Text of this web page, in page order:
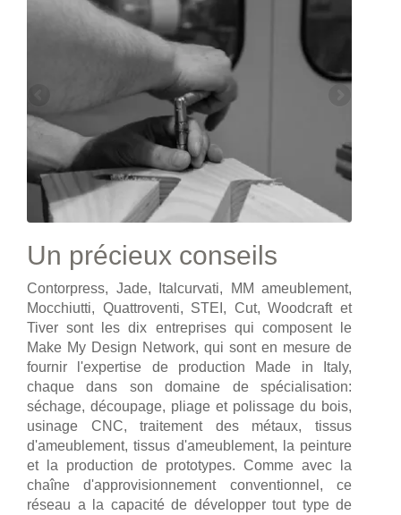
Un précieux conseils
Contorpress, Jade, Italcurvati, MM ameublement,
Mocchiutti, Quattroventi, STEI, Cut, Woodcraft et
Tiver sont les dix entreprises qui composent le
Make My Design Network, qui sont en mesure de
fournir l'expertise de production Made in Italy,
chaque dans son domaine de spécialisation:
séchage, découpage, pliage et polissage du bois,
usinage CNC, traitement des métaux, tissus
d'ameublement, tissus d'ameublement, la peinture
et la production de prototypes. Comme avec la
chaîne d'approvisionnement conventionnel, ce
réseau a la capacité de développer tout type de